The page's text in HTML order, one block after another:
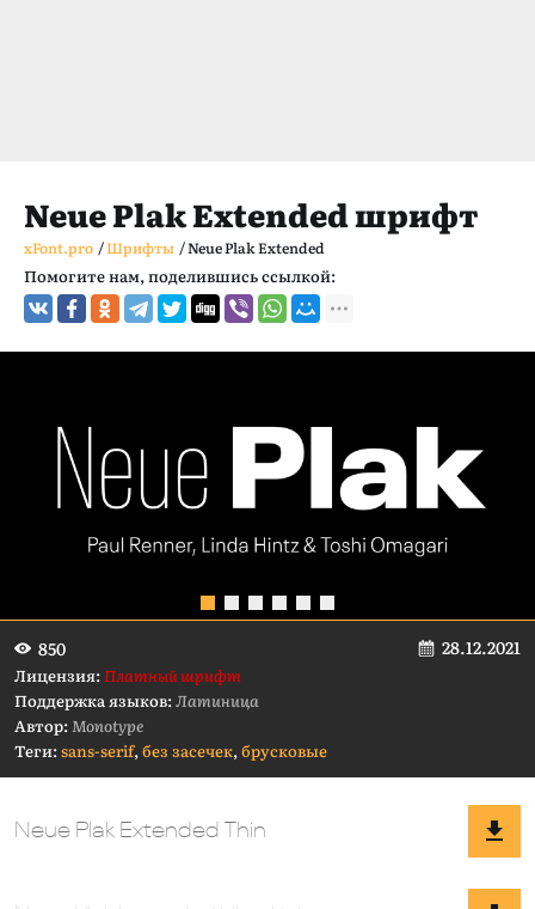
Neue Plak Extended шрифт
xFont.pro /Шрифты /Neue Plak Extended
Помогите нам, поделившись ссылкой:
850 28.12.2021
Лицензия:Платный шрифт
Поддержка языков:Латиница
Автор:Monotype
Теги:sans-serif,без засечек,брусковые